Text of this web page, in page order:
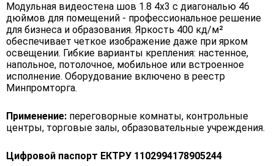
Модульная видеостена шов 1.8 4x3 с диагональю 46
дюймов для помещений - профессиональное решение
для бизнеса и образования. Яркость 400 кд/м²
обеспечивает четкое изображение даже при ярком
освещении. Гибкие варианты крепления: настенное,
напольное, потолочное, мобильное или встроенное
исполнение. Оборудование включено в реестр
Минпромторга.
Применение: переговорные комнаты, контрольные
центры, торговые залы, образовательные учреждения.
Цифровой паспорт ЕКТРУ 1102994178905244